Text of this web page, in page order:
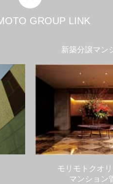
GROUP LINK
新築分譲マン
モリモトクオ
マンション